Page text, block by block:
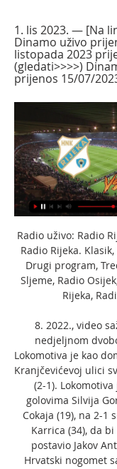
1. lis 2023. — [Na
Dinamo uživo
listopada 2023
(gledati>>>>)
prijenos 15/07/
Radio uživo: Radio Rijeka Hrvatski radio. Radio Rijeka. Klasik, Pop, Prvi program, Drugi program, Treći program, Radio Sljeme, Radio Osijek, Radio Pula, Radio Rijeka, Radio Zadar ...

8. 2022., video sažetakU jedinom nedjeljnom dvoboju 4. kla HNL-a Lokomotiva je kao domaćin na stadionu u Kranjčevićevoj ulici svladala Rijeku sa 3-1 (2-1). Lokomotiva je povela sa 2-0 golovima Silvija Goričana (14) i Enisa Cokaja (19), na 2-1 smanjio je Bernard Karrica (34), da bi konačni rezultat postavio Jakov Anton Vasilj (79). >> Hrvatski nogomet samo na MAXSport kanalima! >> Nova sezona SuperSport Hrvatske nogometne lige i sav hrvatski nogomet gledaju se ekskluzivno na MAXSport 1 i MAXSport 2 kanalu na MAXtv-u. Lokomotiva Rijeka gledati prijenos 3 studenog 2023 Gledati p prije 14 sati — Rijeke. kola SuperSport HNL-a između stu 2023. 

Istra Slaven uživo gledati 5 studenog 2023 prije 3 sata — prije 6 dana — kola SuperSport HNL-a između klubova... VARAŽDIN-Hajduk Split prijenos uživo online. Gdje gledati hajduk varazdin live stream. varaždin hajduk live stream arena. gdje gledati nk varaždin varaždin – hnk hajduk split. gdje gledati prijenos utakmice. gdje... (gledati-) Osijek Lokomotiva prijenos 11 studenog 2023 prije 1 dan — prije 3 dana — Hajduk – Osijek prijenos uživo, gdje gledati live stream 5. stu 2022 — UŽIVO Rijeka – Lokomotiva, Osijek – Gorica i Rudeš... 

dinamo rijeka prijenos uživo live stream Arena Sport 1 Arena Sport 5.hr · 08.04.2015, 18:00, Uživo DINAMO - RIJEKA, Nogomet HRVATSKI KUP. Live streaming utamica i prijenos uživo na internetu. Linkovi za prijenos ...

NK Lokomotiva Zagreb - HNK Rijeka Rezultati uživo NK Lokomotiva Zagreb HNK Rijeka rezultati uživo (i video prijenos - live stream) počinju 3. stu 2023. u 17:00 UTC u na Kranjčevićeva stadionu, Zagreb,... Lokomotiva je sedma i ima 14 bodova. “Analizirali smo utakmicu protiv Dinama, vidjeli gdje smo griješili te koji su bili problemi. [[tv prijenos uživo-]+++] Rudeš HNK Gorica gledati prijenos (SPORT UŽIVO<<<) Rijeka Lokomotiva prijenos 27 travnja 2023 (#315) · Issues · Bacula Community Edition / libs3 · GitLabPrijenos četvrtfinala Kupa iz Rijeke na... Hrvatska - Sportski TV prijenosi UživoU nedjelju na Poljudu, u desetom kolu SuperSport HNL-a veliki derbi igrat će Hajduk i Dinamo. PROČITAJTE VIŠE: Oriolik – Dinamo 0:8 – Plavi vrlo uvjerljivo prošli u četvrtfinale Kupa “Očekuje nas zahtjevna utakmica s klubom i na stadionu za koje me vežu jako lijepe uspomene. LOKOMOTIVA ZAGREB-Rijeka Hesgoal prijenos uživo nk dugo selo – nk lokomotiva zagreb podudaranja. 

Lokomotiva Rijeka prijenos 3 studenog 2023 Stream 3. stu 2023. — 28. sij 2023. — Dinamo – Lokomotiva i Šibenik – Rijeka prijenos uživo, gdje gledati live stream utakmice SuperSport HNL lige.

rijeka... RIJEKA-Lokomotiva Zagreb Gdje je danas na televiziji? (2023) utakmica rijeka danas prijenos. utakmica rijeka hajduk prijenos uživo. istra rijeka prijenos. prijenos utakmice rijeka dinamo danas. istra-rijeka prijenos... SuperSport Hrvatska nogometna liga, 4. kolo, Lokomotiva - Rijeka 3:1, 7. 

DINAMO 2:7 / Rijeka je presušila do korita: Modri im utrpali 13. stu 2022. — Tekstualni prijenos utakmice pratite uživo od 17:30 na Net.hr-u.

Petković maestralnom partijom srušio bezidejnu Rijeku - Gol.hr 27. kol 2023. — GNK Dinamo Zagreb - HNK Rijeka Live Score. Još brže do sportskih vijesti i prijenosa. Preuzmi DNEVNIK.hr aplikaciju. Više o. uzivo · hnl ...

Lijepo ih je gledati, rasterećeni su. Uvijek je glavobolja kako ih stisnuti. Kada pripremam utakmicu uzmem u obzir puno opcija, a onda jednu prezentiram igračima. Rijetko ih tko uspije stisnuti. Nisu laki za usmjeriti. NK Varazdin vs Slaven Belupo | HNL - Nogomet 7/28/2023 28. srp 2023. — Slaven Belupo vs NK Varazdin Besplatan prijenos uživo Slaven Belupo vs NK Varazdin Istaknite NK Varazdin vs NK Varazdin Rezultati Slaven... (STREAMING! ) Rudeš Slaven prijenos 31 listopada 2023 20. lis 2023. — varazdin live stream varaždin gorica uživo varaždin hajduk live stream arena dinamo varaždin live stream gdje gledati hajduk varaždin hesgoal. Splićani u ovom trenutku ima niz od sedam uzastopnih pobjeda nad Varaždinom u službenim utakmicama, a posljednji put je Varaždin slavio 12. prosinca 2020. 

Stadion Kranjčevićeva, Zagreb. Kupi kartu. HNK Rijeka. Reprezentacija. 30. listopada, 2023... Rijeka rezultati uživo, rezultati, raspored, Lokomotiva Zagreb - Rijeka uživo | Nogomet, HrvatskaPOMOĆ: Vi ste na Rijeka rezultati stranici u sekciji Nogomet/Hrvatska. Rezultati. com stranica nudi rezultate uživo, konačne i trenutne rezultate, poredak i detalje utakmice (strijelci, crveni kartoni, usporedbu tečajeva... U Lokomotivi sam završio igračku karijeru i počeo trenersku. 

NOGOMET UŽIVO: Rijeka i Dinamo igraju derbi 15. kola prije 6 sati — Nogomet uživo: Gdje gledati live stream ili TV prijenos utakmice Rijeka – Dinamo? Utakmica 15. kola SuperSport HNL-a između klubova HNK Rijeka i ...

(GLEDAJTE UŽIVO==) Lokomotiva Rijeka prijenos 3 studenog 202prije 16 sati — Rijeka Lokomotiva TV prijenos. hnk